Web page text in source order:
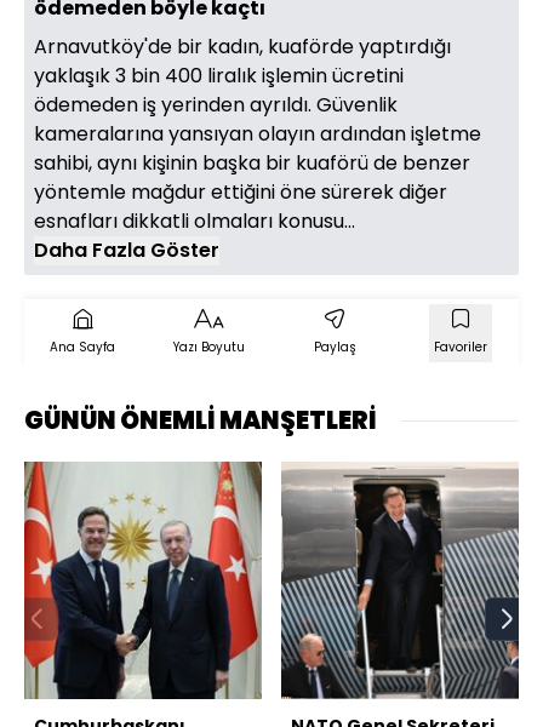
ödemeden böyle kaçtı
Arnavutköy'de bir kadın, kuaförde yaptırdığı
yaklaşık 3 bin 400 liralık işlemin ücretini
ödemeden iş yerinden ayrıldı. Güvenlik
kameralarına yansıyan olayın ardından işletme
sahibi, aynı kişinin başka bir kuaförü de benzer
yöntemle mağdur ettiğini öne sürerek diğer
esnafları dikkatli olmaları konusu...
Daha Fazla Göster
Ana Sayfa Yazı Boyutu Paylaş Favoriler
GÜNÜN ÖNEMLİ MANŞETLERİ